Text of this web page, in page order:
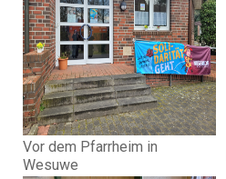
Vor dem Pfarrheim in
Wesuwe